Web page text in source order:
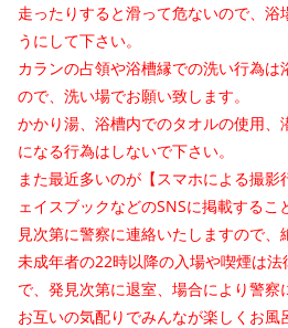
走ったりすると滑って危ないので、浴
うにして下さい。
カランの占領や浴槽縁での洗い行為は
ので、洗い場でお願い致します。
かかり湯、浴槽内でのタオルの使用、
になる行為はしないで下さい。
また最近多いのが【スマホによる撮
ェイスブックなどのSNSに掲載する
見次第に警察に連絡いたしますので、
未成年者の22時以降の入場や喫煙は
で、発見次第に退室、場合により警察
お互いの気配りでみんなが楽しくお風